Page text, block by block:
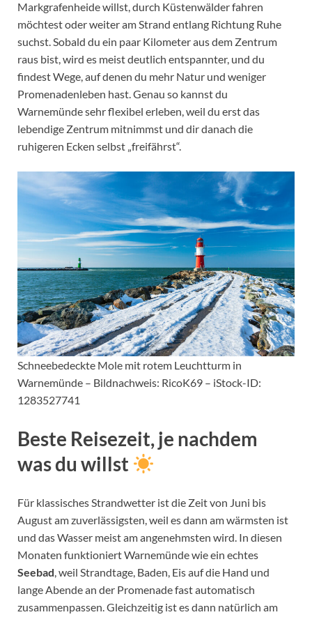
Markgrafenheide willst, durch Küstenwälder fahren
möchtest oder weiter am Strand entlang Richtung Ruhe
suchst. Sobald du ein paar Kilometer aus dem Zentrum
raus bist, wird es meist deutlich entspannter, und du
findest Wege, auf denen du mehr Natur und weniger
Promenadenleben hast. Genau so kannst du
Warnemünde sehr flexibel erleben, weil du erst das
lebendige Zentrum mitnimmst und dir danach die
ruhigeren Ecken selbst „freifährst“.
Schneebedeckte Mole mit rotem Leuchtturm in
Warnemünde – Bildnachweis: RicoK69 – iStock-ID:
1283527741
Beste Reisezeit, je nachdem
was du willst
Für klassisches Strandwetter ist die Zeit von Juni bis
August am zuverlässigsten, weil es dann am wärmsten ist
und das Wasser meist am angenehmsten wird. In diesen
Monaten funktioniert Warnemünde wie ein echtes
Seebad, weil Strandtage, Baden, Eis auf die Hand und
lange Abende an der Promenade fast automatisch
zusammenpassen. Gleichzeitig ist es dann natürlich am